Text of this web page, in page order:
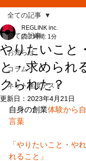
全ての記事
お知らせ
コラム
ネット速度テスト
全ての記事
やりたいこと
と・求められ
クられた？
REGLINK inc.
読了時間: 1分
更新日： 2023年4月21日
自身の創業体験から
言葉
「やりたいこと・や
れること」